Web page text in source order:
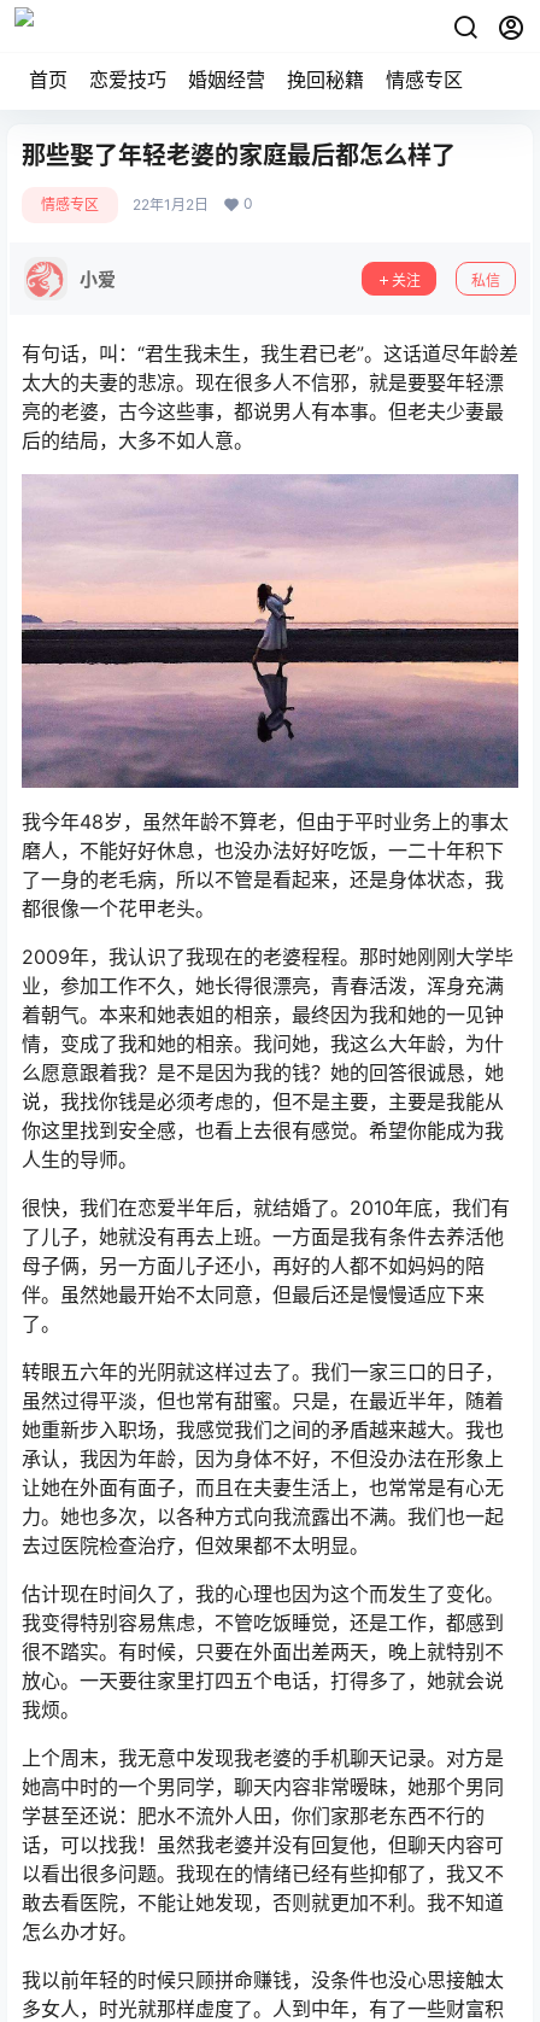
首页 恋爱技巧 婚姻经营 挽回秘籍 情感专区
那些娶了年轻老婆的家庭最后都怎么样了
情感专区 22年1月2日 0
小爱 关注 私信
有句话，叫：“君生我未生，我生君已老”。这话道尽年龄差
太大的夫妻的悲凉。现在很多人不信邪，就是要娶年轻漂
亮的老婆，古今这些事，都说男人有本事。但老夫少妻最
后的结局，大多不如人意。
我今年48岁，虽然年龄不算老，但由于平时业务上的事太
磨人，不能好好休息，也没办法好好吃饭，一二十年积下
了一身的老毛病，所以不管是看起来，还是身体状态，我
都很像一个花甲老头。
2009年，我认识了我现在的老婆程程。那时她刚刚大学毕
业，参加工作不久，她长得很漂亮，青春活泼，浑身充满
着朝气。本来和她表姐的相亲，最终因为我和她的一见钟
情，变成了我和她的相亲。我问她，我这么大年龄，为什
么愿意跟着我？是不是因为我的钱？她的回答很诚恳，她
说，我找你钱是必须考虑的，但不是主要，主要是我能从
你这里找到安全感，也看上去很有感觉。希望你能成为我
人生的导师。
很快，我们在恋爱半年后，就结婚了。2010年底，我们有
了儿子，她就没有再去上班。一方面是我有条件去养活他
母子俩，另一方面儿子还小，再好的人都不如妈妈的陪
伴。虽然她最开始不太同意，但最后还是慢慢适应下来
了。
转眼五六年的光阴就这样过去了。我们一家三口的日子，
虽然过得平淡，但也常有甜蜜。只是，在最近半年，随着
她重新步入职场，我感觉我们之间的矛盾越来越大。我也
承认，我因为年龄，因为身体不好，不但没办法在形象上
让她在外面有面子，而且在夫妻生活上，也常常是有心无
力。她也多次，以各种方式向我流露出不满。我们也一起
去过医院检查治疗，但效果都不太明显。
估计现在时间久了，我的心理也因为这个而发生了变化。
我变得特别容易焦虑，不管吃饭睡觉，还是工作，都感到
很不踏实。有时候，只要在外面出差两天，晚上就特别不
放心。一天要往家里打四五个电话，打得多了，她就会说
我烦。
上个周末，我无意中发现我老婆的手机聊天记录。对方是
她高中时的一个男同学，聊天内容非常暧昧，她那个男同
学甚至还说：肥水不流外人田，你们家那老东西不行的
话，可以找我！虽然我老婆并没有回复他，但聊天内容可
以看出很多问题。我现在的情绪已经有些抑郁了，我又不
敢去看医院，不能让她发现，否则就更加不利。我不知道
怎么办才好。
我以前年轻的时候只顾拼命赚钱，没条件也没心思接触太
多女人，时光就那样虚度了。人到中年，有了一些财富积